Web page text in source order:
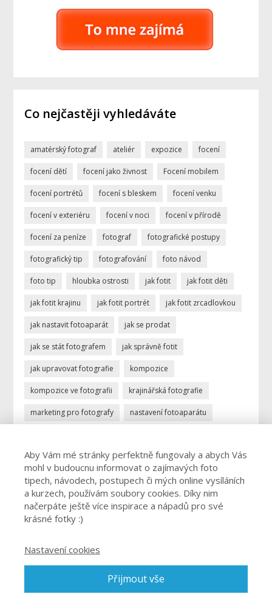
Co nejčastěji vyhledáváte
amatérský fotograf ateliér expozice focení
focení dětí focení jako živnost Focení mobilem
focení portrétů focení s bleskem focení venku
focení v exteriéru focení v noci focení v přírodě
focení za peníze fotograf fotografické postupy
fotografický tip fotografování foto návod
foto tip hloubka ostrosti jak fotit jak fotit děti
jak fotit krajinu jak fotit portrét jak fotit zrcadlovkou
jak nastavit fotoaparát jak se prodat
jak se stát fotografem jak správně fotit
jak upravovat fotografie kompozice
kompozice ve fotografii krajinářská fotografie
marketing pro fotografy nastavení fotoaparátu
profese fotograf profesionální fotograf
vydělávání focením úprava fotek úprava fotografií
živnost fotograf
© 2026 Josef Cvrček - Jak fotit špičkové fotky a jak nastavit
fotoaparát. O focení. Jednoduše. - cvrcek@josefcvrcek.cz
Aby Vám mé stránky perfektně fungovaly a abych Vás
mohl v budoucnu informovat o zajímavých foto
tipech, návodech, postupech či mých online vysíláních
a kurzech, používám soubory cookies. Díky nim
načerpáte ještě více inspirace a nápadů pro své
krásné fotky :)
Nastavení cookies
Přijmout vše